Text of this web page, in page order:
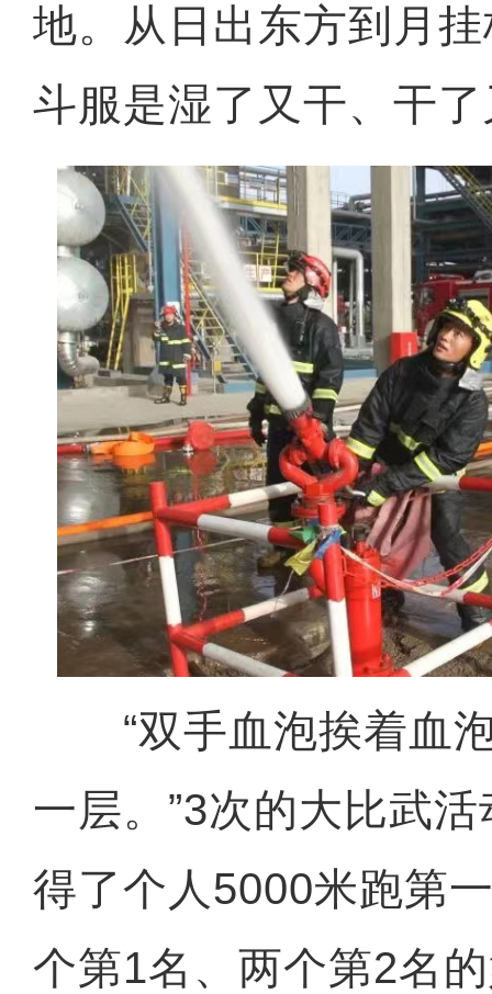
地。从日出东方到月
斗服是湿了又干、干
“双手血泡挨着血泡
一层。”3次的大比武
得了个人5000米跑第
个第1名、两个第2名